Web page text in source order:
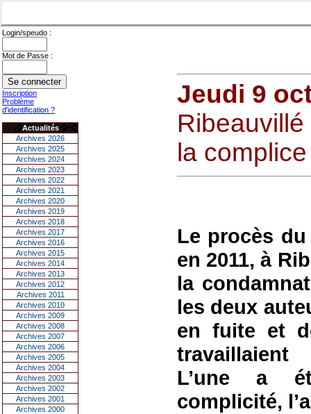
Login/speudo :
Mot de Passe :
Inscription
Problème
d'identification ?
Actualités
Archives 2026
Archives 2025
Archives 2024
Archives 2023
Archives 2022
Archives 2021
Archives 2020
Archives 2019
Archives 2018
Archives 2017
Archives 2016
Archives 2015
Archives 2014
Archives 2013
Archives 2012
Archives 2011
Archives 2010
Archives 2009
Archives 2008
Archives 2007
Archives 2006
Archives 2005
Archives 2004
Archives 2003
Archives 2002
Archives 2001
Archives 2000
Jeudi 9
la
Le procès
en 2011, à
la
les deux
en fuite et
travaillaient
L’une a
complicité,